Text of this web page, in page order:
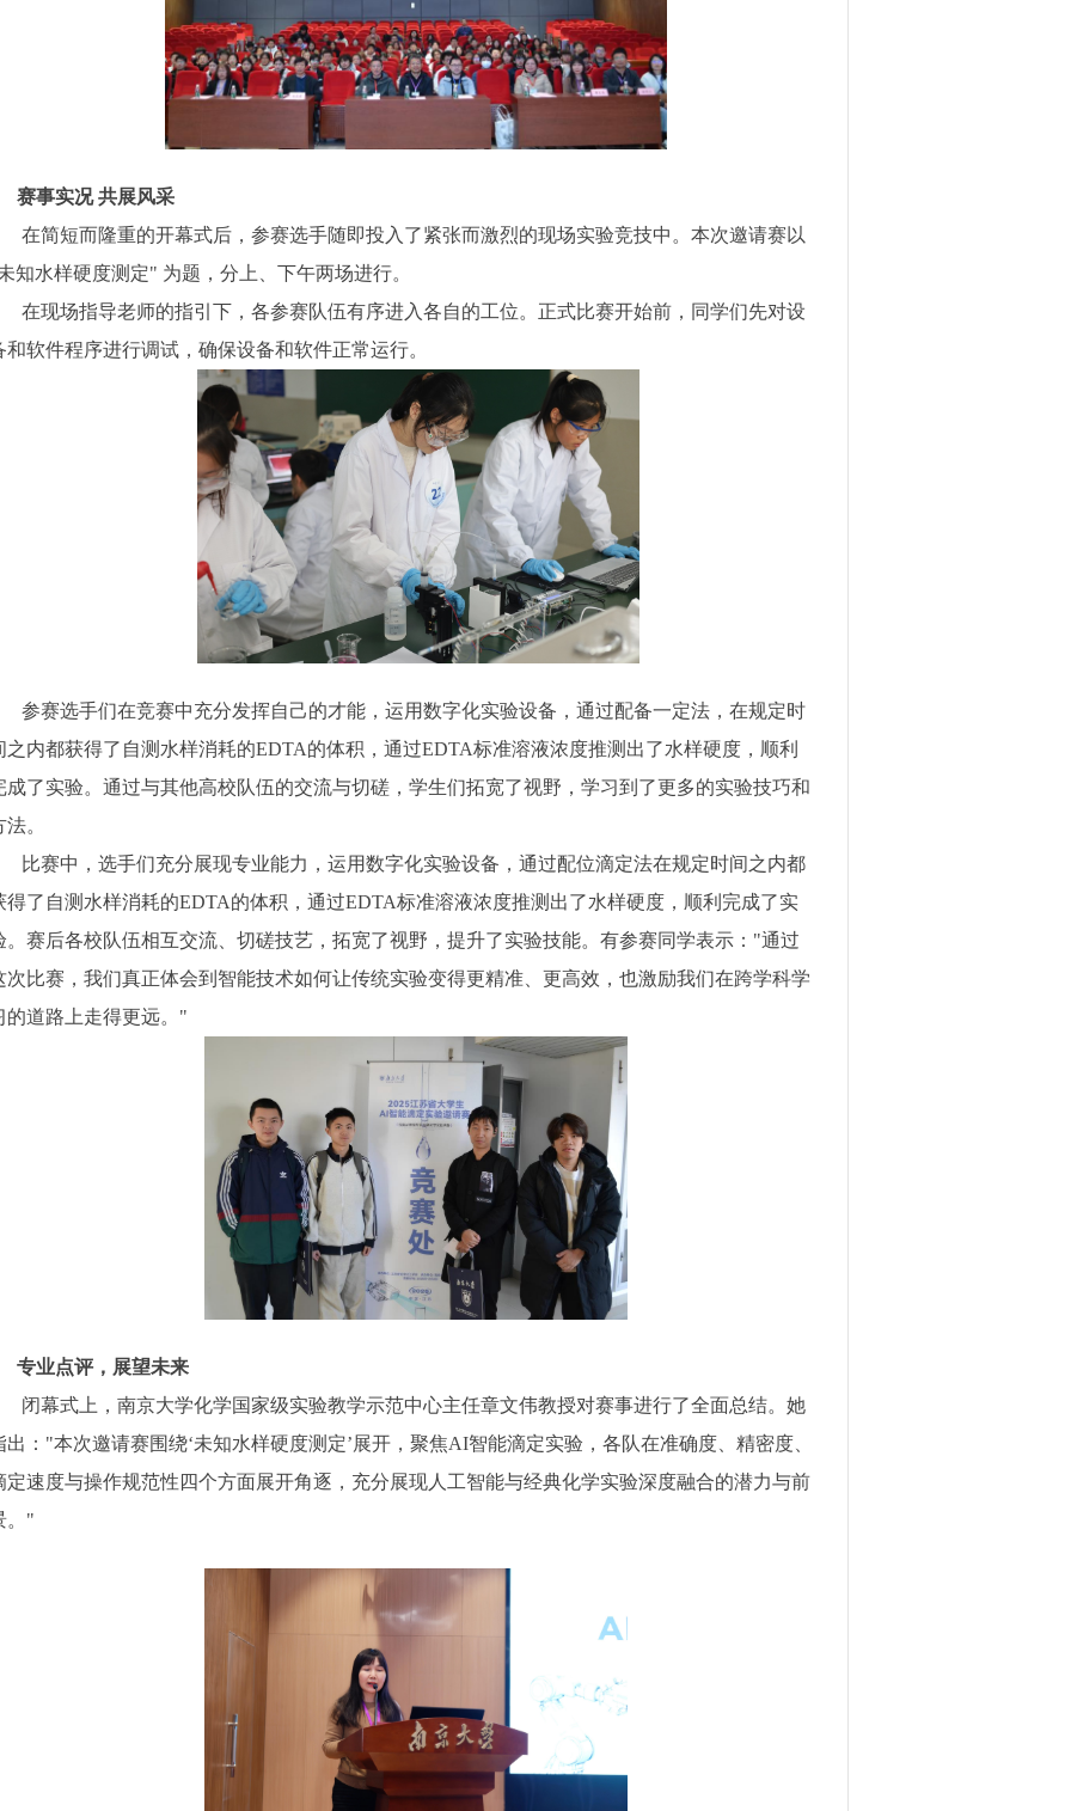
赛事实况 共展风采
在简短而隆重的开幕式后，参赛选手随即投入了紧张而激烈的现场实验竞技中。本次邀请赛以
知水样硬度测定" 为题，分上、下午两场进行。
在现场指导老师的指引下，各参赛队伍有序进入各自的工位。正式比赛开始前，同学们先对设
和软件程序进行调试，确保设备和软件正常运行。
参赛选手们在竞赛中充分发挥自己的才能，运用数字化实验设备，通过配备一定法，在规定时
之内都获得了自测水样消耗的EDTA的体积，通过EDTA标准溶液浓度推测出了水样硬度，顺利
成了实验。通过与其他高校队伍的交流与切磋，学生们拓宽了视野，学习到了更多的实验技巧和
法。
比赛中，选手们充分展现专业能力，运用数字化实验设备，通过配位滴定法在规定时间之内都
得了自测水样消耗的EDTA的体积，通过EDTA标准溶液浓度推测出了水样硬度，顺利完成了实
。赛后各校队伍相互交流、切磋技艺，拓宽了视野，提升了实验技能。有参赛同学表示："通过
次比赛，我们真正体会到智能技术如何让传统实验变得更精准、更高效，也激励我们在跨学科学
的道路上走得更远。"
专业点评，展望未来
闭幕式上，南京大学化学国家级实验教学示范中心主任章文伟教授对赛事进行了全面总结。她
出 ："本次邀请赛围绕‘未知水样硬度测定’展开，聚焦AI智能滴定实验，各队在准确度、精密度、
定速度与操作规范性四个方面展开角逐，充分展现人工智能与经典化学实验深度融合的潜力与前
。"